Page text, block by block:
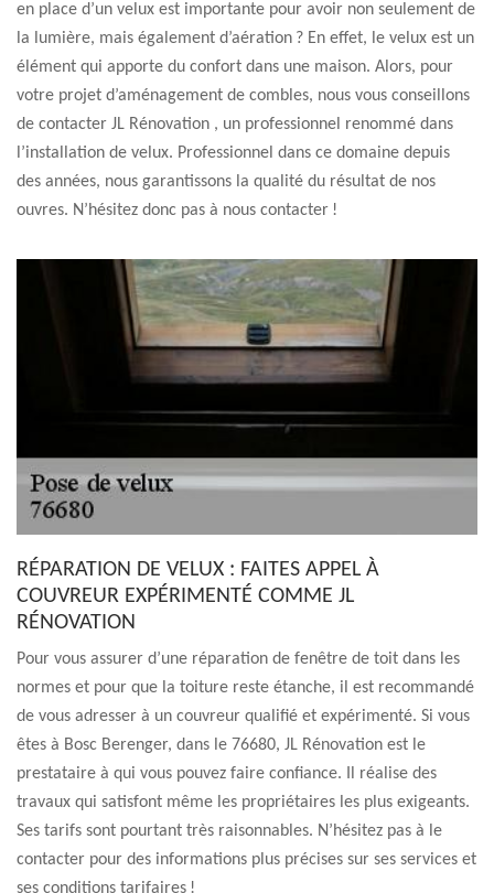
en place d’un velux est importante pour avoir non seulement de
la lumière, mais également d’aération ? En effet, le velux est un
élément qui apporte du confort dans une maison. Alors, pour
votre projet d’aménagement de combles, nous vous conseillons
de contacter JL Rénovation , un professionnel renommé dans
l’installation de velux. Professionnel dans ce domaine depuis
des années, nous garantissons la qualité du résultat de nos
ouvres. N’hésitez donc pas à nous contacter !
RÉPARATION DE VELUX : FAITES APPEL À
COUVREUR EXPÉRIMENTÉ COMME JL
RÉNOVATION
Pour vous assurer d’une réparation de fenêtre de toit dans les
normes et pour que la toiture reste étanche, il est recommandé
de vous adresser à un couvreur qualifié et expérimenté. Si vous
êtes à Bosc Berenger, dans le 76680, JL Rénovation est le
prestataire à qui vous pouvez faire confiance. Il réalise des
travaux qui satisfont même les propriétaires les plus exigeants.
Ses tarifs sont pourtant très raisonnables. N’hésitez pas à le
contacter pour des informations plus précises sur ses services et
ses conditions tarifaires !